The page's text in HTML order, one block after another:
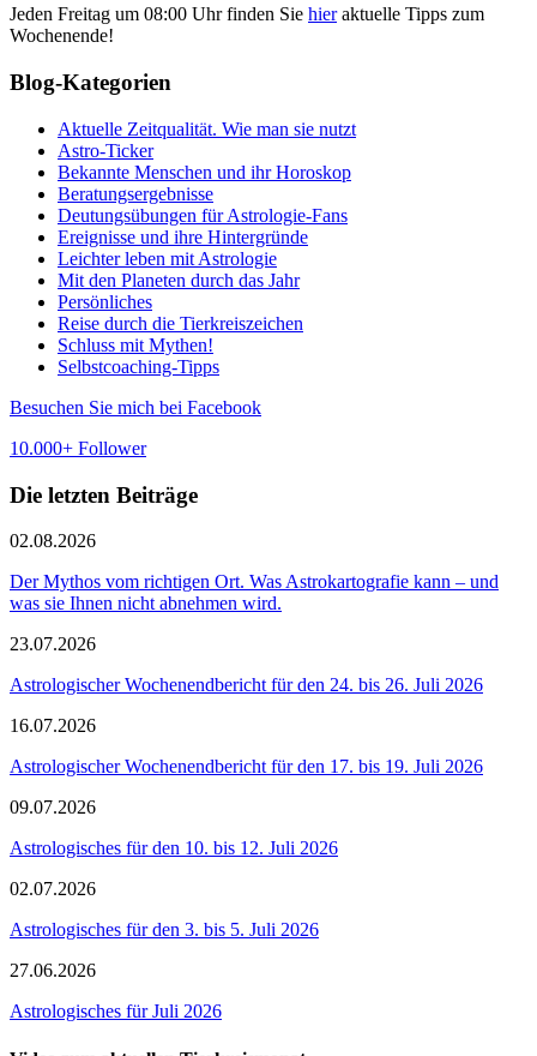
Jeden Freitag um 08:00 Uhr finden Sie hieraktuelle Tipps zum
Wochenende!
Blog-Kategorien
Aktuelle Zeitqualität. Wie man sie nutzt
Astro-Ticker
Bekannte Menschen und ihr Horoskop
Beratungsergebnisse
Deutungsübungen für Astrologie-Fans
Ereignisse und ihre Hintergründe
Leichter leben mit Astrologie
Mit den Planeten durch das Jahr
Persönliches
Reise durch die Tierkreiszeichen
Schluss mit Mythen!
Selbstcoaching-Tipps
Besuchen Sie mich bei Facebook
10.000+ Follower
Die letzten Beiträge
02.08.2026
Der Mythos vom richtigen Ort. Was Astrokartografie kann – und
was sie Ihnen nicht abnehmen wird.
23.07.2026
Astrologischer Wochenendbericht für den 24. bis 26. Juli 2026
16.07.2026
Astrologischer Wochenendbericht für den 17. bis 19. Juli 2026
09.07.2026
Astrologisches für den 10. bis 12. Juli 2026
02.07.2026
Astrologisches für den 3. bis 5. Juli 2026
27.06.2026
Astrologisches für Juli 2026